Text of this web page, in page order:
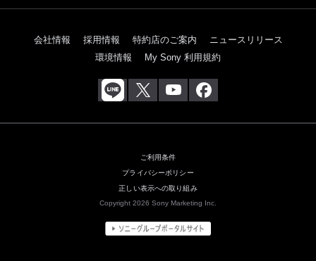
会社情報 採用情報 特約店のご案内
ニュースリリース
環境情報
My Sony 利用規約
ご利用条件
プライバシーポリシー
正しい表示への取り組み
Copyright 2026 Sony Marketing Inc.